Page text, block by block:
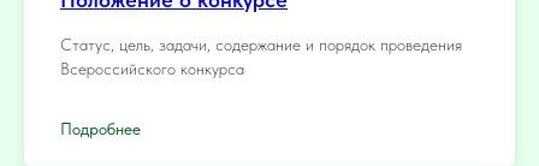
Статус, цель, задачи, содержание и порядок проведения
Всероссийского конкурса
Подробнее